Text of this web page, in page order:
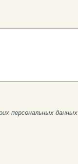
персональных данных